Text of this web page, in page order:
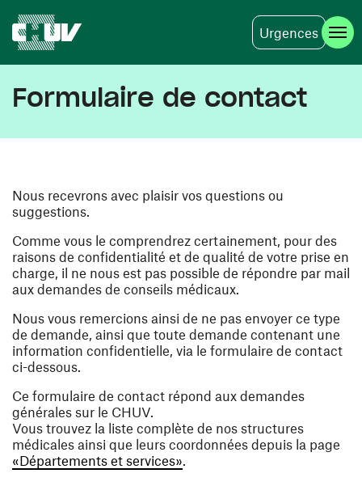
Urgences
Formulaire de contact
Nous recevrons avec plaisir vos questions ou
suggestions.
Comme vous le comprendrez certainement, pour des
raisons de confidentialité et de qualité de votre prise en
charge, il ne nous est pas possible de répondre par mail
aux demandes de conseils médicaux.
Nous vous remercions ainsi de ne pas envoyer ce type
de demande, ainsi que toute demande contenant une
information confidentielle, via le formulaire de contact
ci-dessous.
Ce formulaire de contact répond aux demandes
générales sur le CHUV.
Vous trouvez la liste complète de nos structures
médicales ainsi que leurs coordonnées depuis la page
«Départements et services».